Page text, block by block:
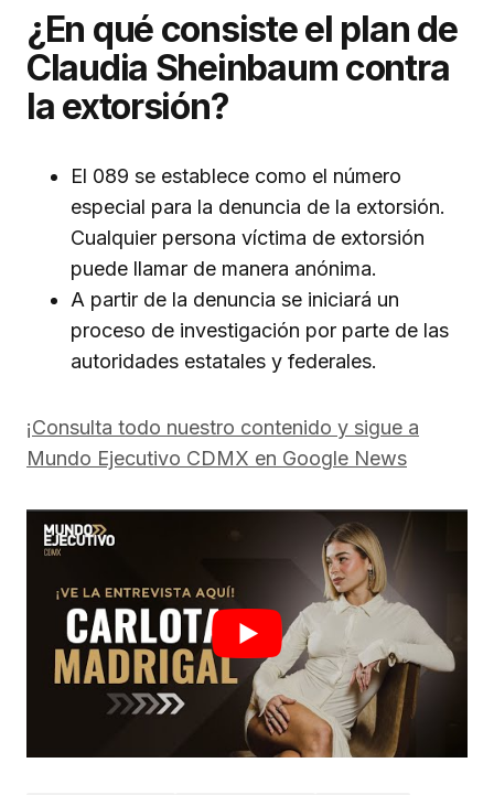
¿En qué consiste el plan de
Claudia Sheinbaum contra
la extorsión?
El 089 se establece como el número
especial para la denuncia de la extorsión.
Cualquier persona víctima de extorsión
puede llamar de manera anónima.
A partir de la denuncia se iniciará un
proceso de investigación por parte de las
autoridades estatales y federales.
¡Consulta todo nuestro contenido y sigue a
Mundo Ejecutivo CDMX en Google News